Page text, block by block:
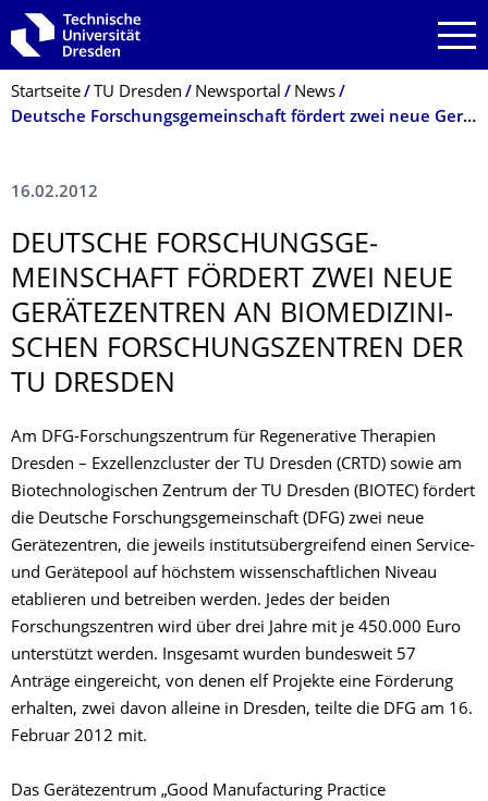
Zur Hauptnavigation springen
Zur Suche springen
Zum Inhalt springen
Breadcrumb-Menü
Startseite TU Dresden Newsportal
News
Deutsche Forschungsgemeinschaft fördert zwei neue Gerätezentren an biomedizinischen Forschungszentren der TU Dresden
16.02.2012
DEUTSCHE FORSCHUNGSGE­
MEINSCHAFT FÖRDERT ZWEI NEUE
GERÄTEZENTREN AN BIOMEDIZINI­
SCHEN FORSCHUNGSZEN­TREN DER
TU DRESDEN
Am DFG-Forschungszentrum für Regenerative Therapien
Dresden – Exzellenzcluster der TU Dresden (CRTD) sowie am
Biotechnologischen Zentrum der TU Dresden (BIOTEC) fördert
die Deutsche Forschungsgemeinschaft (DFG) zwei neue
Gerätezentren, die jeweils institutsübergreifend einen Service-
und Gerätepool auf höchstem wissenschaftlichen Niveau
etablieren und betreiben werden. Jedes der beiden
Forschungszentren wird über drei Jahre mit je 450.000 Euro
unterstützt werden. Insgesamt wurden bundesweit 57
Anträge eingereicht, von denen elf Projekte eine Förderung
erhalten, zwei davon alleine in Dresden, teilte die DFG am 16.
Februar 2012 mit.
Das Gerätezentrum „Good Manufacturing Practice